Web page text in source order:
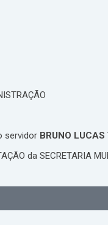
servidor BRUNO
da SECRETARIA